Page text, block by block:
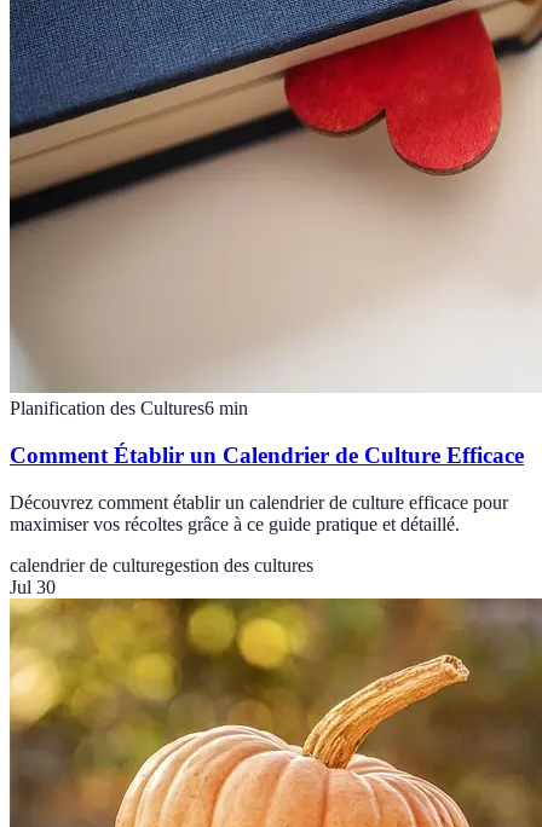
Planification des Cultures6 min
Comment Établir un Calendrier de Culture Efficace
Découvrez comment établir un calendrier de culture efficace pour
maximiser vos récoltes grâce à ce guide pratique et détaillé.
calendrier de culturegestion des cultures
Jul 30